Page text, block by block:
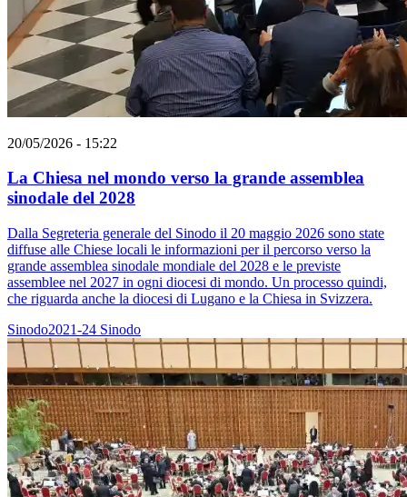
20/05/2026 - 15:22
La Chiesa nel mondo verso la grande assemblea
sinodale del 2028
Dalla Segreteria generale del Sinodo il 20 maggio 2026 sono state
diffuse alle Chiese locali le informazioni per il percorso verso la
grande assemblea sinodale mondiale del 2028 e le previste
assemblee nel 2027 in ogni diocesi di mondo. Un processo quindi,
che riguarda anche la diocesi di Lugano e la Chiesa in Svizzera.
Sinodo2021-24 Sinodo